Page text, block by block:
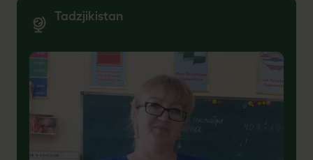
Tadzjikistan